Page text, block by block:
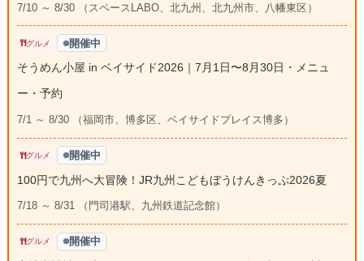
7/10 ～ 8/30 （スペースLABO、北九州、北九州市、八幡東区）
グルメ 開催中
そうめん小屋 in ベイサイド2026｜7月1日〜8月30日・メニュ
ー・予約
7/1 ～ 8/30 （福岡市、博多区、ベイサイドプレイス博多）
グルメ 開催中
100円で九州へ大冒険！JR九州こどもぼうけんきっぷ2026夏
7/18 ～ 8/31 （門司港駅、九州鉄道記念館）
グルメ 開催中